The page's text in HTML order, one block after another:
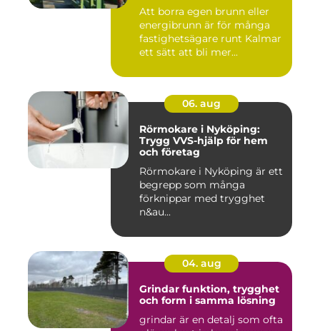
Att borra egen brunn eller
energibrunn är för många
fastighetsägare runt Kalmar
ett sätt att bli mer...
06. aug
Rörmokare i Nyköping:
Trygg VVS-hjälp för hem
och företag
Rörmokare i Nyköping är ett
begrepp som många
förknippar med trygghet
n&au...
04. aug
Grindar funktion, trygghet
och form i samma lösning
grindar är en detalj som ofta